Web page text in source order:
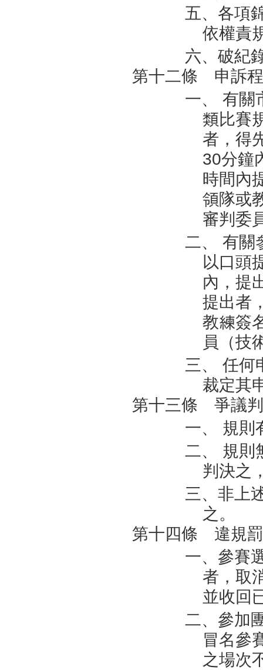
五、各項
依權責
六、破紀
第十二條 申訴
一、 有關
類比賽
者，得
30分鐘
時間內
領隊或
審判委
二、 有關
以口頭
內，提
提出者
教練簽
員（技
三、 任何
裁定其
第十三條 爭議
一、 規則
二、 規則
判決之
三、非上
之。
第十四條 違規
一、參賽
者，取
並收回
二、參加
冒名參
之場次